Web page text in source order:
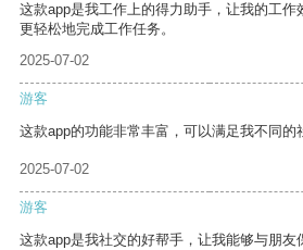
这款app是我工作上的得力助手，让我的工作
更轻松地完成工作任务。
2025-07-02
游客
这款app的功能非常丰富，可以满足我不同的
2025-07-02
游客
这款app是我社交的好帮手，让我能够与朋友